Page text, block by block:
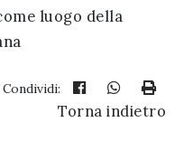
luogo della
Condividi:
Torna indietro